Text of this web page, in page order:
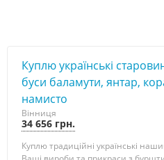
Куплю українські
буси баламути, янтар,
намисто
Вінниця
34 656 грн.
Куплю традиційні українські